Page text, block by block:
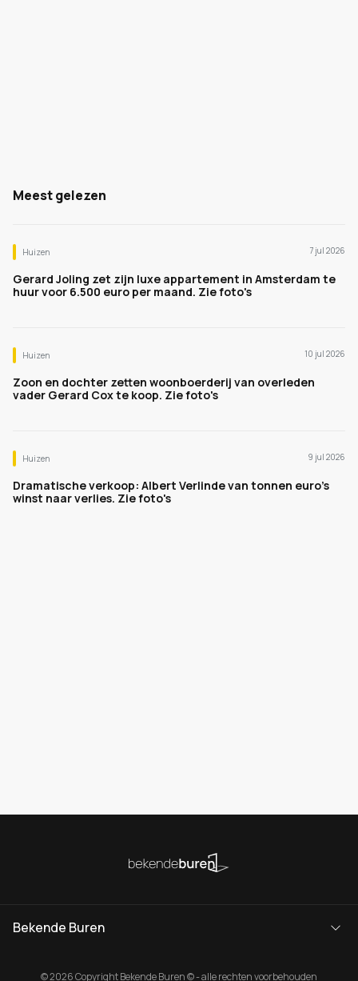
Meest gelezen
Huizen 7 jul 2026
Gerard Joling zet zijn luxe appartement in Amsterdam te
huur voor 6.500 euro per maand. Zie foto's
Huizen 10 jul 2026
Zoon en dochter zetten woonboerderij van overleden
vader Gerard Cox te koop. Zie foto's
Huizen 9 jul 2026
Dramatische verkoop: Albert Verlinde van tonnen euro's
winst naar verlies. Zie foto's
Bekende Buren
© 2026 Copyright Bekende Buren © - alle rechten voorbehouden